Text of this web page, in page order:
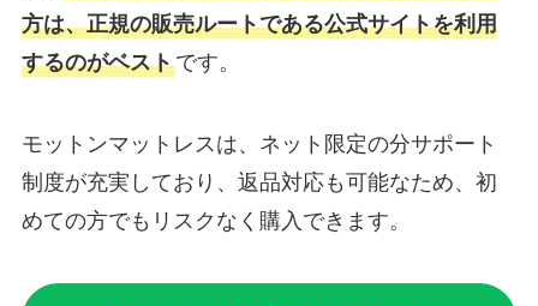
方は、正規の販売ルートである公式サイトを利用
するのがベストです。
モットンマットレスは、ネット限定の分サポート
制度が充実しており、返品対応も可能なため、初
めての方でもリスクなく購入できます。